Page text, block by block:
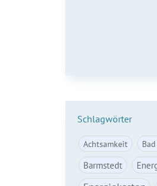
Schlagwörter
Achtsamkeit
Barmstedt